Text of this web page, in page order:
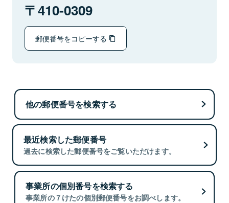
410-0309
郵便番号をコピーする
他の郵便番号を検索する
最近検索した郵便番号
過去に検索した郵便番号をご覧いただけます。
事業所の個別番号を検索する
事業所の７けたの個別郵便番号をお調べします。